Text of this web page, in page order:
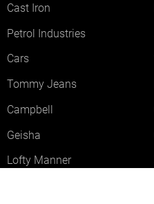
Cast Iron
Petrol Industries
Cars
Tommy Jeans
Campbell
Geisha
Lofty Manner